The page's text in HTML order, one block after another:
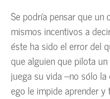
Se podría pensar que un
mismos incentivos a
éste ha sido el error del
que alguien que pilota
juega su vida –no sólo
ego le impide aprender